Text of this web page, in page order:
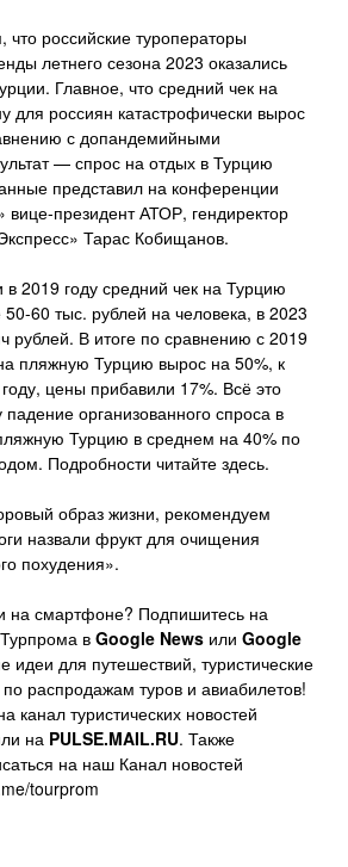
российские туроператоры
летнего сезона 2023 оказались
Главное, что средний чек на
для россиян катастрофически вырос
с допандемийными
— спрос на отдых в Турцию
представил на конференции
президент АТОР, гендиректор
Тарас Кобищанов.
2019 году средний чек на Турцию
60 тыс. рублей на человека, в 2023
рублей. В итоге по сравнению с 2019
пляжную Турцию вырос на 50%, к
цены прибавили 17%. Всё это
падение организованного спроса в
Турцию в среднем на 40% по
Подробности читайте здесь.
образ жизни, рекомендуем
назвали фрукт для очищения
похудения».
на смартфоне? Подпишитесь на
в Google News или Google
идеи для путешествий, туристические
распродажам туров и авиабилетов!
канал туристических новостей
на PULSE.MAIL.RU. Также
на наш Канал новостей
tourprom